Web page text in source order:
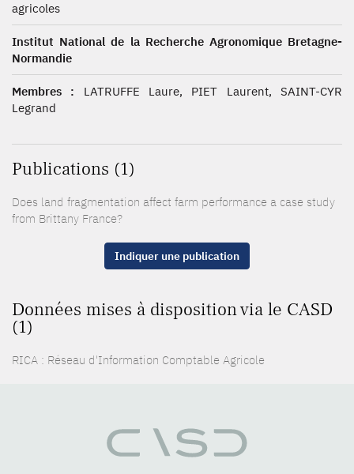
agricoles
Institut National de la Recherche Agronomique Bretagne-
Normandie
Membres : LATRUFFE Laure, PIET Laurent, SAINT-CYR
Legrand
Publications (1)
Does land fragmentation affect farm performance a case study
from Brittany France?
Indiquer une publication
Données mises à disposition via le CASD
(1)
RICA : Réseau d'Information Comptable Agricole